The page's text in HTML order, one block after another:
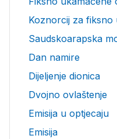
Koznorcij za fiksno
Saudskoarapska
Dan namire
Dijeljenje dionica
Dvojno ovlaštenje
Emisija u optjecaju
Emisija